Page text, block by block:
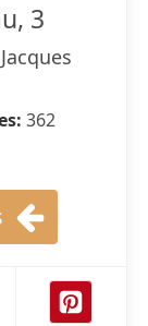
3
362